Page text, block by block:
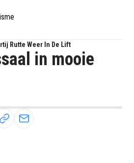
Rutte Weer In De Lift
in mooie